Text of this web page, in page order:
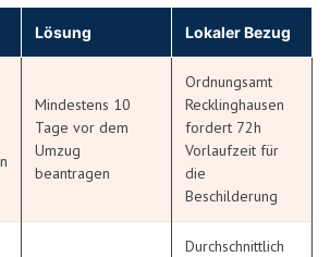
Lösung Lokaler Bezug
Mindestens 10
Tage vor dem
Umzug
beantragen
Ordnungsamt
Recklinghausen
fordert 72h
Vorlaufzeit für
die
Beschilderung
Durchschnittlich